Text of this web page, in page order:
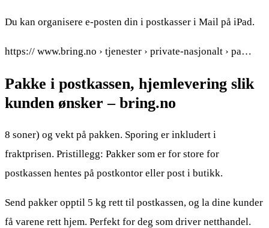
Du kan organisere e-posten din i postkasser i Mail på iPad.
https:// www.bring.no › tjenester › private-nasjonalt › pa…
Pakke i postkassen, hjemlevering slik
kunden ønsker – bring.no
8 soner) og vekt på pakken. Sporing er inkludert i
fraktprisen. Pristillegg: Pakker som er for store for
postkassen hentes på postkontor eller post i butikk.
Send pakker opptil 5 kg rett til postkassen, og la dine kunder
få varene rett hjem. Perfekt for deg som driver netthandel.